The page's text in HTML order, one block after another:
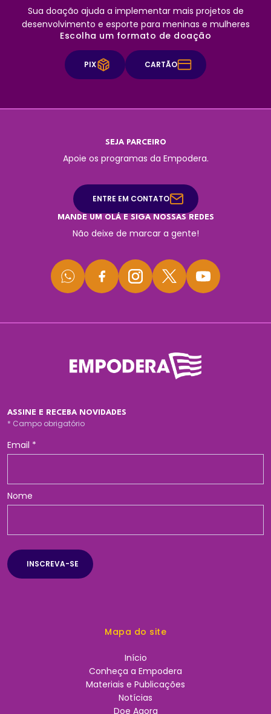
Sua doação ajuda a implementar mais projetos de
desenvolvimento e esporte para meninas e mulheres
Escolha um formato de doação
PIX CARTÃO
SEJA PARCEIRO
Apoie os programas da Empodera.
ENTRE EM CONTATO
MANDE UM OLÁ E SIGA NOSSAS REDES
Não deixe de marcar a gente!
ASSINE E RECEBA NOVIDADES
* Campo obrigatório
Email *
Nome
Mapa do site
Início
Conheça a Empodera
Materiais e Publicações
Notícias
Doe Agora